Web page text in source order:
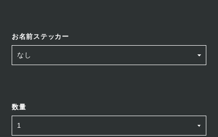
お名前ステッカー
数量